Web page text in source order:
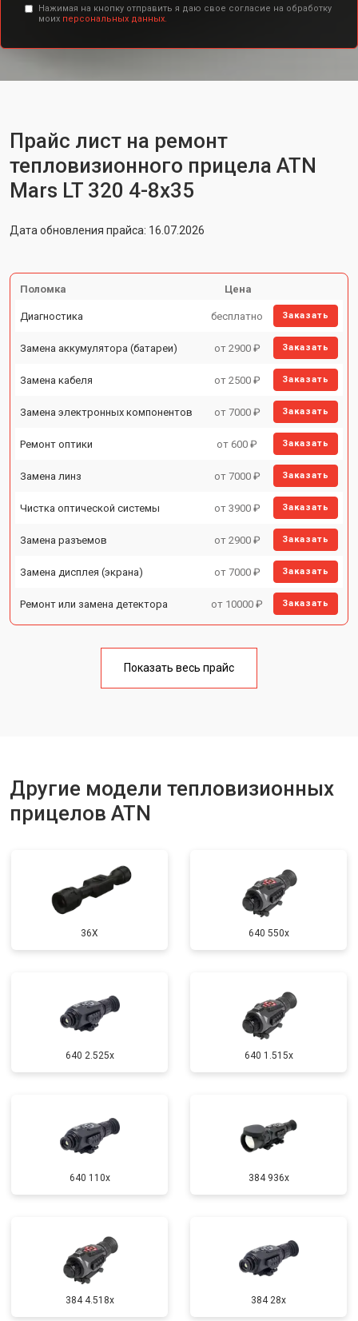
Нажимая на кнопку отправить я даю свое согласие на обработку
моих персональных данных.
Прайс лист на ремонт
тепловизионного прицела ATN
Mars LT 320 4-8x35
Дата обновления прайса: 16.07.2026
Поломка Цена
Диагностика бесплатно Заказать
Замена аккумулятора (батареи) от 2900 ₽ Заказать
Замена кабеля от 2500 ₽ Заказать
Замена электронных компонентов от 7000 ₽ Заказать
Ремонт оптики от 600 ₽ Заказать
Замена линз от 7000 ₽ Заказать
Чистка оптической системы от 3900 ₽ Заказать
Замена разъемов от 2900 ₽ Заказать
Замена дисплея (экрана) от 7000 ₽ Заказать
Ремонт или замена детектора от 10000 ₽ Заказать
Показать весь прайс
Другие модели тепловизионных
прицелов ATN
36X 640 550x
640 2.525x 640 1.515x
640 110x 384 936x
384 4.518x 384 28x